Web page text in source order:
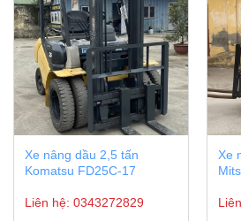
Xe nâng dầu 2,5 tấn
Komatsu FD25C-17
Liên hệ: 0343272829
Xe